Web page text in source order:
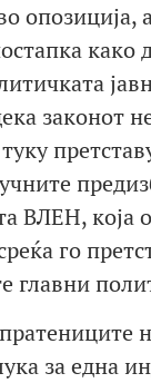
опозиција,
како
законот
ВЛЕН, која
го
главни
за една